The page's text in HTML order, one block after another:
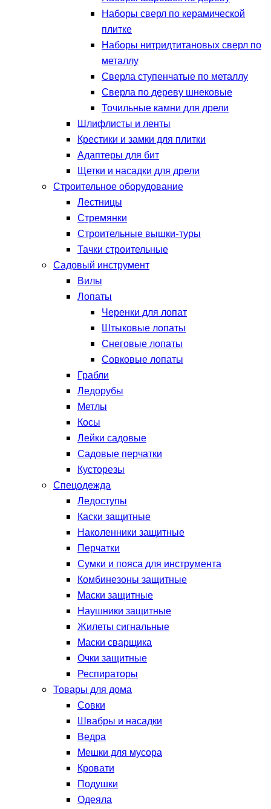
Наборы сверл по керамической
плитке
Наборы нитридтитановых сверл по
металлу
Сверла ступенчатые по металлу
Сверла по дереву шнековые
Точильные камни для дрели
Шлифлисты и ленты
Крестики и замки для плитки
Адаптеры для бит
Щетки и насадки для дрели
Строительное оборудование
Лестницы
Стремянки
Строительные вышки-туры
Тачки строительные
Садовый инструмент
Вилы
Лопаты
Черенки для лопат
Штыковые лопаты
Снеговые лопаты
Совковые лопаты
Грабли
Ледорубы
Метлы
Косы
Лейки садовые
Садовые перчатки
Кусторезы
Спецодежда
Ледоступы
Каски защитные
Наколенники защитные
Перчатки
Сумки и пояса для инструмента
Комбинезоны защитные
Маски защитные
Наушники защитные
Жилеты сигнальные
Маски сварщика
Очки защитные
Респираторы
Товары для дома
Совки
Швабры и насадки
Ведра
Мешки для мусора
Кровати
Подушки
Одеяла